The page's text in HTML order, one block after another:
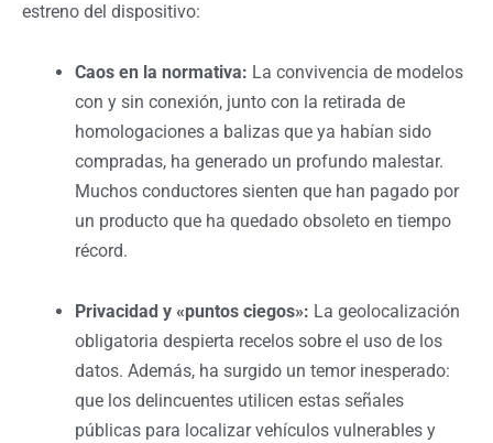
estreno del dispositivo:
Caos en la normativa: La convivencia de modelos
con y sin conexión, junto con la retirada de
homologaciones a balizas que ya habían sido
compradas, ha generado un profundo malestar.
Muchos conductores sienten que han pagado por
un producto que ha quedado obsoleto en tiempo
récord.
Privacidad y «puntos ciegos»: La geolocalización
obligatoria despierta recelos sobre el uso de los
datos. Además, ha surgido un temor inesperado:
que los delincuentes utilicen estas señales
públicas para localizar vehículos vulnerables y